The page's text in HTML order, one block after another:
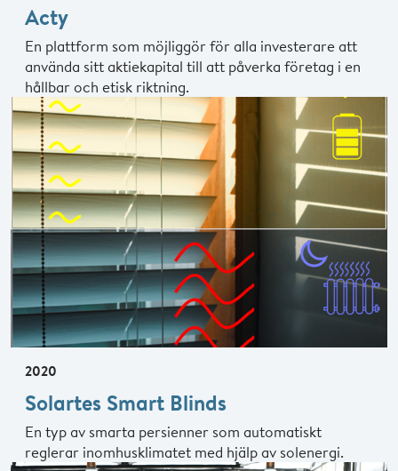
Acty
En plattform som möjliggör för alla investerare att
använda sitt aktiekapital till att påverka företag i en
hållbar och etisk riktning.
2020
Solartes Smart Blinds
En typ av smarta persienner som automatiskt
reglerar inomhusklimatet med hjälp av solenergi.